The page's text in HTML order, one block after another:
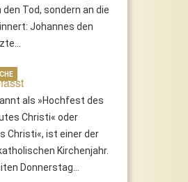
Tod, sondern an die
Johannes den
als »Hochfest des
Christi« oder
Christi«, ist einer der
Kirchenjahr.
Donnerstag…